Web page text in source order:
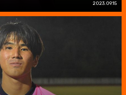
2023.09.15